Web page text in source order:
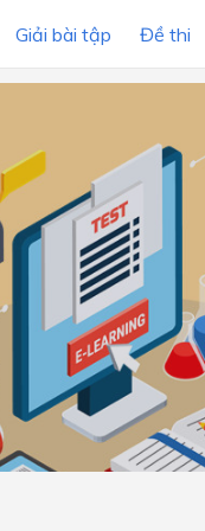
Giải bài tập Đề thi